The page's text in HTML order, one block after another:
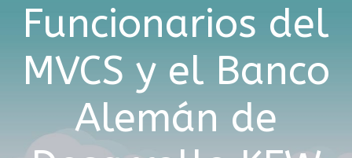
Funcionarios del
MVCS y el Banco
Alemán de